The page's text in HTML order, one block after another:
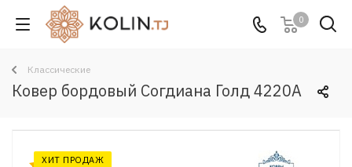
0
Классические
Ковер бордовый Согдиана Голд 4220A
ХИТ ПРОДАЖ